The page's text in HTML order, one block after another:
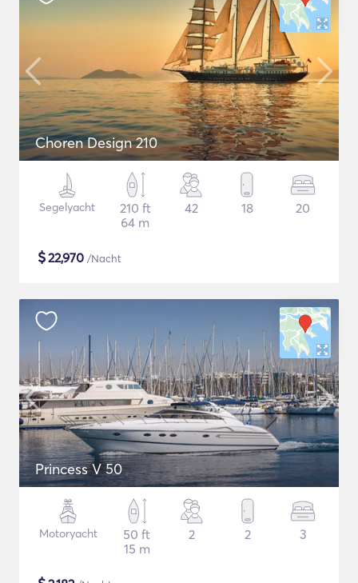
Choren Design 210
Segelyacht
210 ft
64 m
42 18 20
$22,970 /Nacht
Princess V 50
Motoryacht
50 ft
15 m
2 2 3